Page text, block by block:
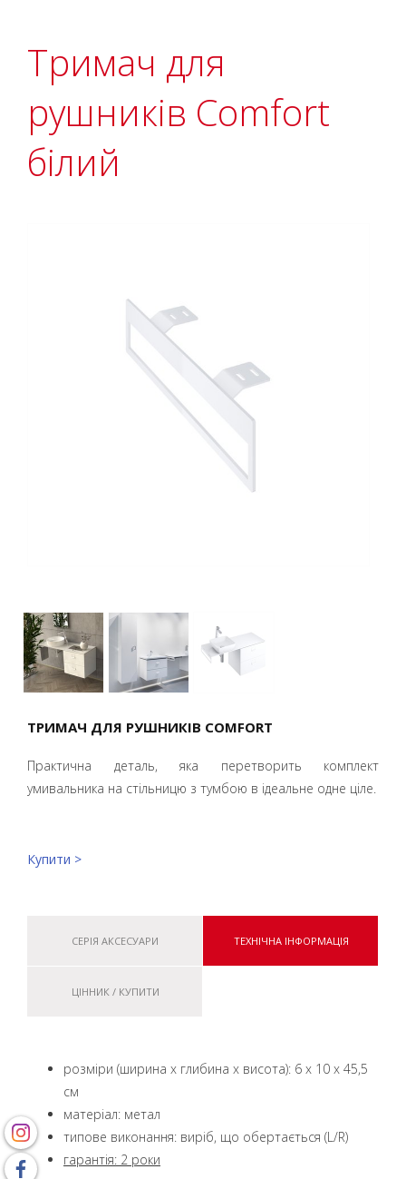
Тримач для
рушників Comfort
білий
ТРИМАЧ ДЛЯ РУШНИКІВ COMFORT
Практична деталь, яка перетворить комплект
умивальника на стільницю з тумбою в ідеальне одне ціле.
Купити >
СЕРІЯ АКСЕСУАРИ ТЕХНІЧНА ІНФОРМАЦІЯ
ЦІННИК / КУПИТИ
розміри (ширина x глибина x висота): 6 x 10 x 45,5
см
матеріал: метал
типове виконання: виріб, що обертається (L/R)
гарантія: 2 роки